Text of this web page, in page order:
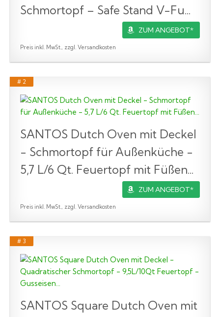
Schmortopf – Safe Stand V-Fu...
ZUM ANGEBOT*
Preis inkl. MwSt., zzgl. Versandkosten
# 2
SANTOS Dutch Oven mit Deckel
- Schmortopf für Außenküche -
5,7 L/6 Qt. Feuertopf mit Füßen...
ZUM ANGEBOT*
Preis inkl. MwSt., zzgl. Versandkosten
# 3
SANTOS Square Dutch Oven mit